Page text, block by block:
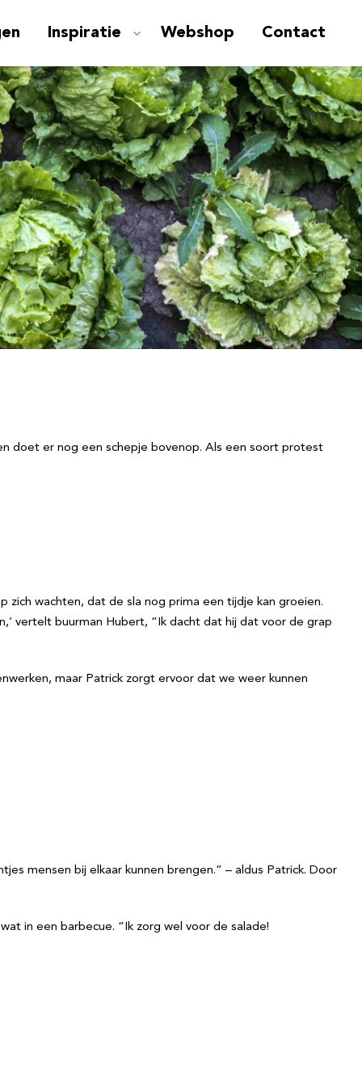
Inspiratie Webshop Contact
doet er nog een schepje bovenop. Als een soort protest
wachten, dat de sla nog prima een tijdje kan groeien.
vertelt buurman Hubert, “Ik dacht dat hij dat voor de grap
maar Patrick zorgt ervoor dat we weer kunnen
mensen bij elkaar kunnen brengen.” – aldus Patrick. Door
in een barbecue. “Ik zorg wel voor de salade!